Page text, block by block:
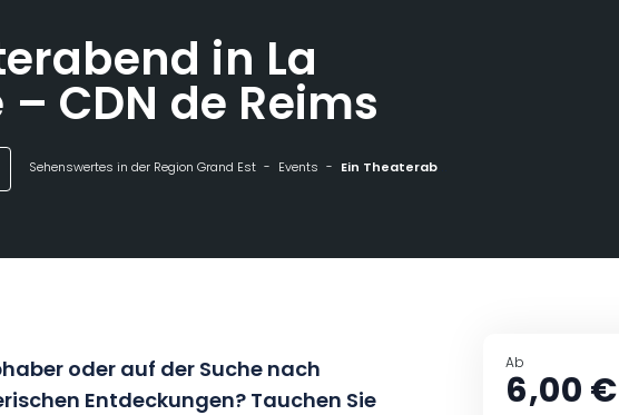
in La
CDN de Reims
Sehenswertes in der Region Grand Est Events Ein Theaterabend in La Comédie - CDN de Reims
oder auf der Suche nach
Entdeckungen? Tauchen Sie
Ab
6,00 €